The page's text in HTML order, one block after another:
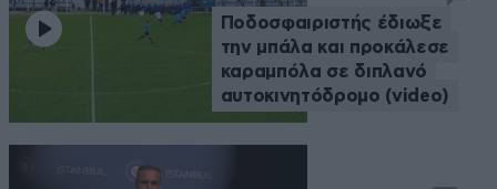
Ποδοσφαιριστής έδιωξε
την μπάλα και προκάλεσε
καραμπόλα σε διπλανό
αυτοκινητόδρομο (video)